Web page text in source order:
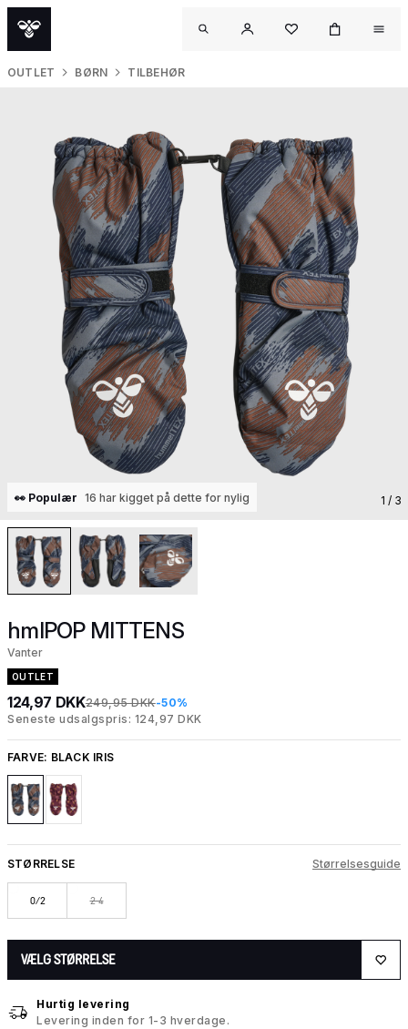
OUTLET BØRN TILBEHØR
👀 Populær 16 har kigget på dette for nylig 1 / 3
hmlPOP MITTENS
Vanter
OUTLET
124,97 DKK249,95 DKK-50%
Seneste udsalgspris: 124,97 DKK
FARVE: BLACK IRIS
STØRRELSE Størrelsesguide
0/2 2-4
VÆLG STØRRELSE
Hurtig levering
Levering inden for 1-3 hverdage.